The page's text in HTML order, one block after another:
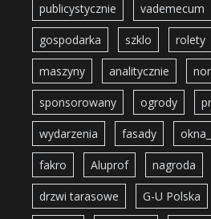
publicystycznie vademecum
gospodarka szklo rolety
maszyny analitycznie
sponsorowany ogrody
wydarzenia fasady
fakro Aluprof nagroda
drzwi tarasowe G-U Polska